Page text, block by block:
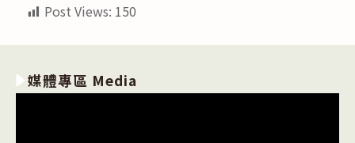
Post Views: 150
媒體專區 Media